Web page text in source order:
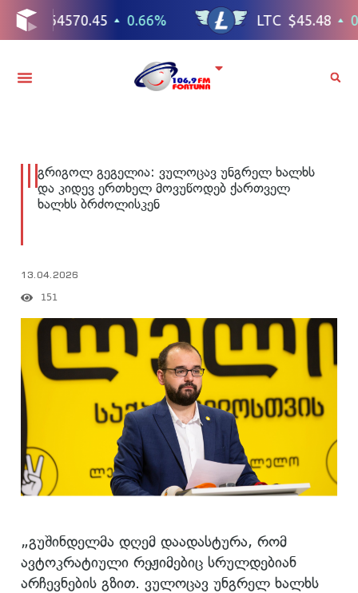
გრიგოლ გეგელია: ვულოცავ უნგრელ ხალხს
და კიდევ ერთხელ მოვუწოდებ ქართველ
ხალხს ბრძოლისკენ
13.04.2026
151
„გუშინდელმა დღემ დაადასტურა, რომ
ავტოკრატიული რეჟიმებიც სრულდებიან
არჩევნების გზით. ვულოცავ უნგრელ ხალხს